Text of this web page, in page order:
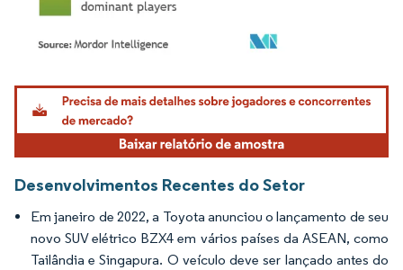
Imagem © Mordor Intelligence. O reuso requer atribuição conforme CC BY 4.0.
Desenvolvimentos Recentes do Setor
Em janeiro de 2022, a Toyota anunciou o lançamento de seu
novo SUV elétrico BZX4 em vários países da ASEAN, como
Tailândia e Singapura. O veículo deve ser lançado antes do